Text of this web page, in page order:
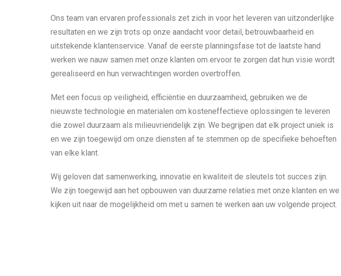
Ons team van ervaren professionals zet zich in voor het leveren van uitzonderlijke
resultaten en we zijn trots op onze aandacht voor detail, betrouwbaarheid en
uitstekende klantenservice. Vanaf de eerste planningsfase tot de laatste hand
werken we nauw samen met onze klanten om ervoor te zorgen dat hun visie wordt
gerealiseerd en hun verwachtingen worden overtroffen.
Met een focus op veiligheid, efficiëntie en duurzaamheid, gebruiken we de
nieuwste technologie en materialen om kosteneffectieve oplossingen te leveren
die zowel duurzaam als milieuvriendelijk zijn. We begrijpen dat elk project uniek is
en we zijn toegewijd om onze diensten af te stemmen op de specifieke behoeften
van elke klant.
Wij geloven dat samenwerking, innovatie en kwaliteit de sleutels tot succes zijn.
We zijn toegewijd aan het opbouwen van duurzame relaties met onze klanten en we
kijken uit naar de mogelijkheid om met u samen te werken aan uw volgende project.